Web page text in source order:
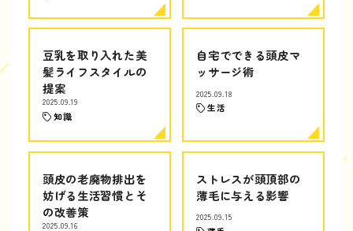
豆乳を取り入れた美
髪ライフスタイルの
提案
2025.09.19
知識
自宅でできる頭皮マ
ッサージ術
2025.09.18
生活
頭皮の老廃物排出を
妨げる生活習慣とそ
の改善策
2025.09.16
ストレスが頭頂部の
薄毛に与える影響
2025.09.15